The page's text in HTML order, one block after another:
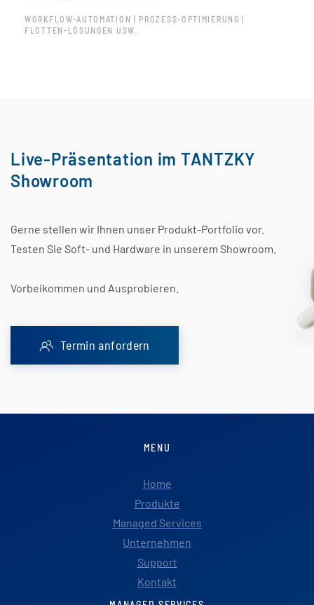
WORKFLOW-AUTOMATION | PROZESS-OPTIMIERUNG |
FLOTTEN-LÖSUNGEN USW.
Live-Präsentation im TANTZKY
Showroom
Gerne stellen wir Ihnen unser Produkt-Portfolio vor.
Testen Sie Soft- und Hardware in unserem Showroom.
Vorbeikommen und Ausprobieren.
Termin anfordern
MENU
Home
Produkte
Managed Services
Unternehmen
Support
Kontakt